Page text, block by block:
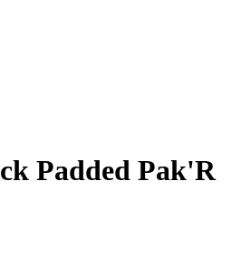
Padded Pak'R